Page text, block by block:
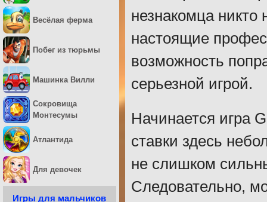
незнакомца никто
настоящие
возможность
серьезной игрой.
Начинается игра
ставки здесь
не слишком
Следовательно,
Весёлая ферма
Побег из тюрьмы
Машинка Вилли
Сокровища
Монтесумы
Атлантида
Для девочек
Игры для мальчиков